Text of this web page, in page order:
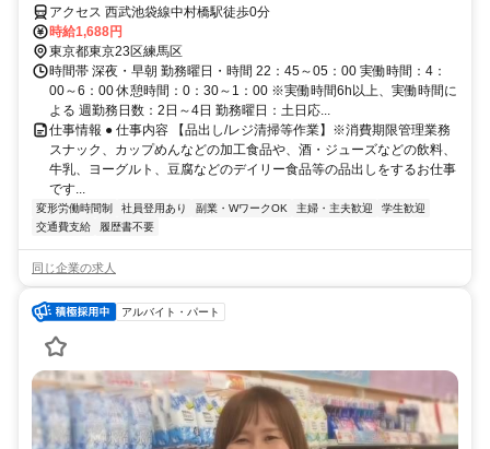
アクセス 西武池袋線中村橋駅徒歩0分
時給1,688円
東京都東京23区練馬区
時間帯 深夜・早朝 勤務曜日・時間 22：45～05：00 実働時間：4：
00～6：00 休憩時間：0：30～1：00 ※実働時間6h以上、実働時間に
よる 週勤務日数：2日～4日 勤務曜日：土日応...
仕事情報 ● 仕事内容 【品出し/レジ清掃等作業】※消費期限管理業務
スナック、カップめんなどの加工食品や、酒・ジューズなどの飲料、
牛乳、ヨーグルト、豆腐などのデイリー食品等の品出しをするお仕事
です...
変形労働時間制 社員登用あり 副業・WワークOK 主婦・主夫歓迎
学生歓迎
交通費支給
履歴書不要
同じ企業の求人
アルバイト・パート